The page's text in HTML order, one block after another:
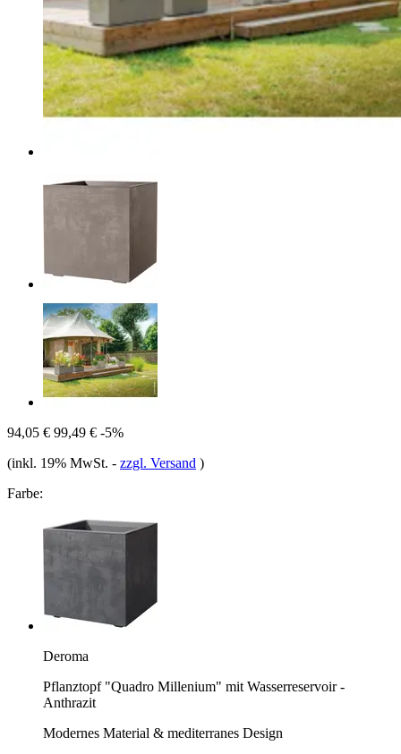
94,05 € 99,49 € -5%
(inkl. 19% MwSt. - zzgl. Versand )
Farbe:
Deroma
Pflanztopf "Quadro Millenium" mit Wasserreservoir -
Anthrazit
Modernes Material & mediterranes Design